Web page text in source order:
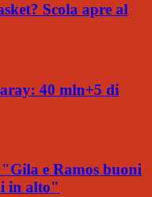
Scola apre al
40 mln+5 di
e Ramos buoni
in alto"